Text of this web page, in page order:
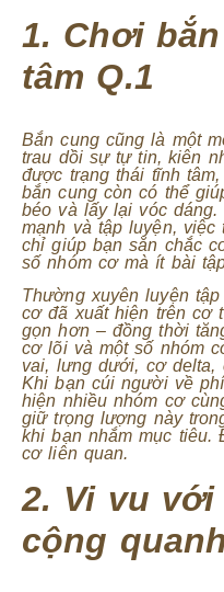
1. Chơi
tâm Q.1
Bắn cung cũng là một
trau dồi sự tự tin, kiên
được trạng thái tĩnh
bắn cung còn có thể
béo và lấy lại vóc
mạnh và tập luyện, việc
chỉ giúp bạn săn chắc
số nhóm cơ mà ít bài
Thường xuyên luyện
cơ đã xuất hiện trên cơ
gọn hơn – đồng thời
cơ lõi và một số nhóm
vai, lưng dưới, cơ delta,
Khi bạn cúi người về
hiện nhiều nhóm cơ
giữ trọng lượng này
khi bạn nhắm mục tiêu.
cơ liên quan.
2. Vi vu
cộng